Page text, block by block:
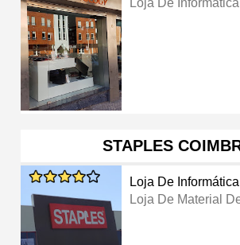
STAPLES
Loja De Informática
Loja De Material